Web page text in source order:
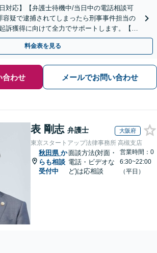
対応】【弁護士待機中/当日中の電話相談可
容疑で逮捕されてしまったら刑事事件担当の
訴獲得に向けて全力でサポートします。【毎
】【全国対応】
料金表を見る
合わせ メールでお問い合わせ
表 剛志 弁護士 大阪府
東京スタートアップ法律事務所 高槻支店
秋田県 か
らも相談
受付中
面談方法(対面・
電話・ビデオな
ど)は応相談
営業時間：0
6:30~22:00
（平日）